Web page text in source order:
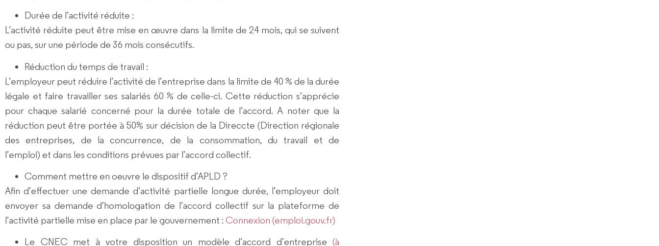
Durée de l’activité réduite :
L’activité réduite peut être mise en œuvre dans la limite de 24 mois, qui se suivent
ou pas, sur une période de 36 mois consécutifs.
Réduction du temps de travail :
L’employeur peut réduire l’activité de l’entreprise dans la limite de 40 % de la durée
légale et faire travailler ses salariés 60 % de celle-ci. Cette réduction s’apprécie
pour chaque salarié concerné pour la durée totale de l’accord. A noter que la
réduction peut être portée à 50% sur décision de la Direccte (Direction régionale
des entreprises, de la concurrence, de la consommation, du travail et de
l’emploi) et dans les conditions prévues par l’accord collectif.
Comment mettre en oeuvre le dispositif d’APLD ?
Afin d’effectuer une demande d’activité partielle longue durée, l’employeur doit
envoyer sa demande d’homologation de l’accord collectif sur la plateforme de
l’activité partielle mise en place par le gouvernement : Connexion (emploi.gouv.fr)
Le CNEC met à votre disposition un modèle d’accord d’entreprise (à